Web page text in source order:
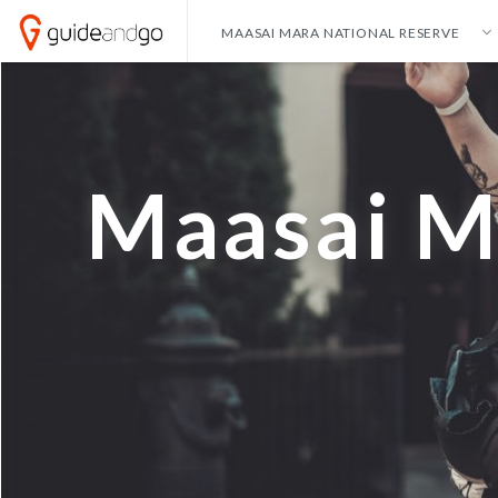
MAASAI MARA NATIONAL RESERVE
ALICANTE
AMSTERDAM
ANTALYA
BANGKOK
BARCELONA
CURACAO
HONG KONG
IBIZA
ISTANBUL
IZMIR
KAYSERI
LISSABON
LONDEN
MALAGA
Maasai